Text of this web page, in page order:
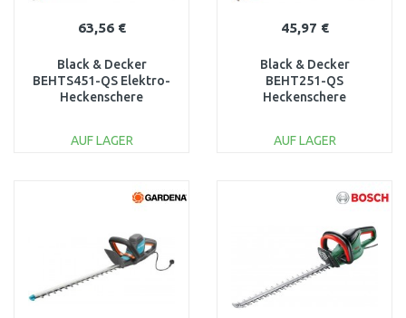
63,56 €
Black & Decker
BEHTS451-QS Elektro-
Heckenschere
AUF LAGER
45,97 €
Black & Decker
BEHT251-QS
Heckenschere
AUF LAGER